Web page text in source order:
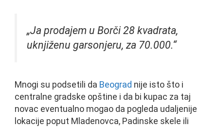
„Ja prodajem u Borči 28 kvadrata,
uknjiženu garsonjeru, za 70.000.“
Mnogi su podsetili da Beograd nije isto što i
centralne gradske opštine i da bi kupac za taj
novac eventualno mogao da pogleda udaljenije
lokacije poput Mladenovca, Padinske skele ili